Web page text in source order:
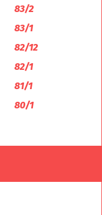
83/2
83/1
82/12
82/1
81/1
80/1